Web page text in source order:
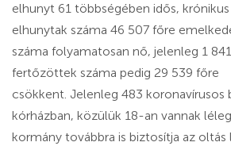
elhunyt 61 többségében idős,
elhunytak száma 46 507 főre
száma folyamatosan nő, jelenleg 1
fertőzöttek száma pedig 29 539 főre
csökkent. Jelenleg 483 koronavírusos
kórházban, közülük 18-an vannak
kormány továbbra is biztosítja az